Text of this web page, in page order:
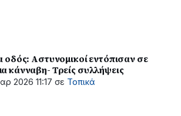
οδός: Αστυνομικοί εντόπισαν σε
κάνναβη- Τρείς συλλήψεις
2026 11:17 σε Τοπικά